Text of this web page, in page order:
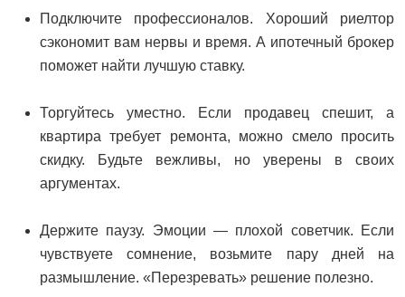
Подключите профессионалов. Хороший риелтор
сэкономит вам нервы и время. А ипотечный брокер
поможет найти лучшую ставку.
Торгуйтесь уместно. Если продавец спешит, а
квартира требует ремонта, можно смело просить
скидку. Будьте вежливы, но уверены в своих
аргументах.
Держите паузу. Эмоции — плохой советчик. Если
чувствуете сомнение, возьмите пару дней на
размышление. «Перезревать» решение полезно.